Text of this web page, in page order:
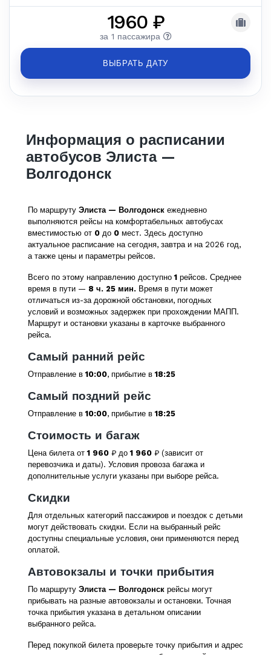
1960 ₽
за 1 пассажира
ВЫБРАТЬ ДАТУ
Информация о расписании
автобусов Элиста —
Волгодонск
По маршруту Элиста — Волгодонск ежедневно
выполняются рейсы на комфортабельных автобусах
вместимостью от 0 до 0 мест. Здесь доступно
актуальное расписание на сегодня, завтра и на 2026 год,
а также цены и параметры рейсов.
Всего по этому направлению доступно1 рейсов. Среднее
время в пути — 8 ч. 25 мин. Время в пути может
отличаться из-за дорожной обстановки, погодных
условий и возможных задержек при прохождении МАПП.
Маршрут и остановки указаны в карточке выбранного
рейса.
Самый ранний рейс
Отправление в10:00, прибытие в18:25
Самый поздний рейс
Отправление в10:00, прибытие в18:25
Стоимость и багаж
Цена билета от1 960 ₽ до1 960 ₽ (зависит от
перевозчика и даты). Условия провоза багажа и
дополнительные услуги указаны при выборе рейса.
Скидки
Для отдельных категорий пассажиров и поездок с детьми
могут действовать скидки. Если на выбранный рейс
доступны специальные условия, они применяются перед
оплатой.
Автовокзалы и точки прибытия
По маршруту Элиста — Волгодонск рейсы могут
прибывать на разные автовокзалы и остановки. Точная
точка прибытия указана в детальном описании
выбранного рейса.
Перед покупкой билета проверьте точку прибытия и адрес